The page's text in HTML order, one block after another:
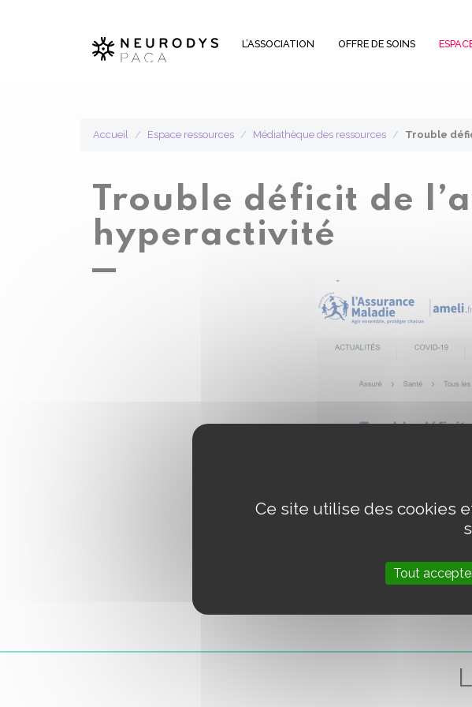
L’ASSOCIATION OFFRE DE SOINS
Accueil Espace ressources Médiathèque des ressources Trouble
Trouble déficit de
hyperactivité
Ce site utilise des cookies
Tout